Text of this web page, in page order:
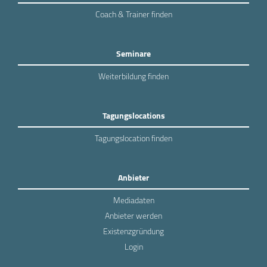
Coach & Trainer finden
Seminare
Weiterbildung finden
Tagungslocations
Tagungslocation finden
Anbieter
Mediadaten
Anbieter werden
Existenzgründung
Login